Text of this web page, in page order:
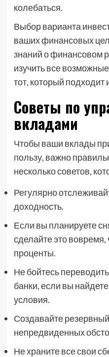
колебаться.
Выбор варианта
ваших финансовых
знаний о финансовом
изучить все
тот, который подходит
Советы по
вкладами
Чтобы ваши вклады
пользу, важно
несколько советов,
Регулярно
доходность.
Если вы планируете
сделайте это вовремя,
проценты.
Не бойтесь
банки, если вы
условия.
Создавайте
непредвиденных
Не храните все свои